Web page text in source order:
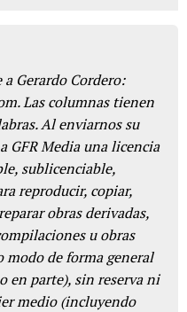
Gerardo Cordero:
Las columnas tienen
Al enviarnos su
GFR Media una licencia
sublicenciable,
reproducir, copiar,
obras derivadas,
u obras
modo de forma general
en parte), sin reserva ni
medio (incluyendo